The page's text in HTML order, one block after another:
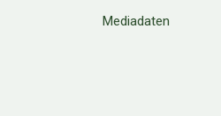
Mediadaten